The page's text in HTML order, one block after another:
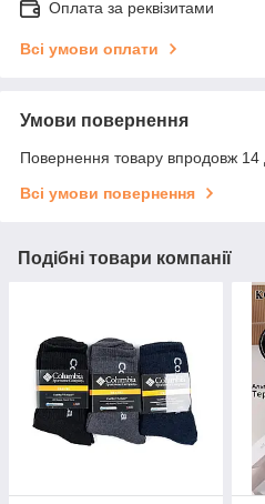
Оплата за реквізитами
Всі умови оплати
Умови повернення
Повернення товару впродовж 14
Всі умови повернення
Подібні товари компанії